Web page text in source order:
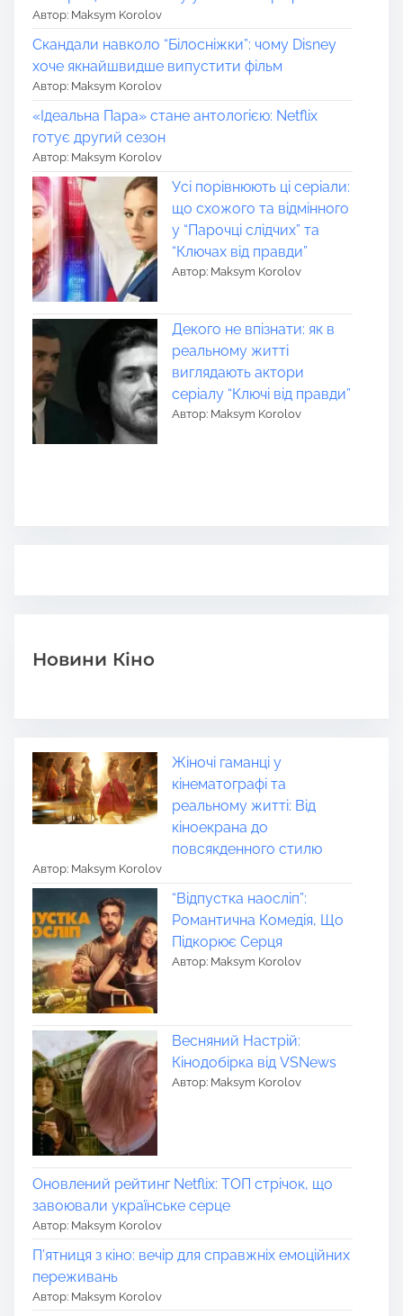
Автор: Maksym Korolov
Скандали навколо “Білосніжки”: чому Disney
хоче якнайшвидше випустити фільм
Автор: Maksym Korolov
«Ідеальна Пара» стане антологією: Netflix
готує другий сезон
Автор: Maksym Korolov
Усі порівнюють ці серіали:
що схожого та відмінного
у “Парочці слідчих” та
“Ключах від правди”
Автор: Maksym Korolov
Декого не впізнати: як в
реальному житті
виглядають актори
серіалу “Ключі від правди”
Автор: Maksym Korolov
Новини Кіно
Жіночі гаманці у
кінематографі та
реальному житті: Від
кіноекрана до
повсякденного стилю
Автор: Maksym Korolov
“Відпустка наосліп”:
Романтична Комедія, Що
Підкорює Серця
Автор: Maksym Korolov
Весняний Настрій:
Кінодобірка від VSNews
Автор: Maksym Korolov
Оновлений рейтинг Netflix: ТОП стрічок, що
завоювали українське серце
Автор: Maksym Korolov
П’ятниця з кіно: вечір для справжніх емоційних
переживань
Автор: Maksym Korolov